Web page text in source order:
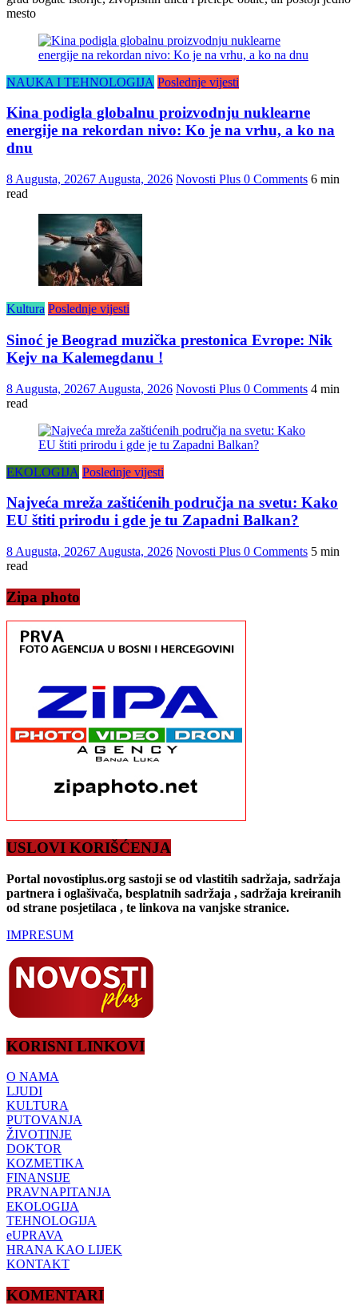
mesto
NAUKA I TEHNOLOGIJA Poslednje vijesti
Kina podigla globalnu proizvodnju nuklearne
energije na rekordan nivo: Ko je na vrhu, a ko na
dnu
8 Augusta, 20267 Augusta, 2026 Novosti Plus 0 Comments 6 min
read
Kultura Poslednje vijesti
Sinoć je Beograd muzička prestonica Evrope: Nik
Kejv na Kalemegdanu !
8 Augusta, 20267 Augusta, 2026 Novosti Plus 0 Comments 4 min
read
EKOLOGIJA Poslednje vijesti
Najveća mreža zaštićenih područja na svetu: Kako
EU štiti prirodu i gde je tu Zapadni Balkan?
8 Augusta, 20267 Augusta, 2026 Novosti Plus 0 Comments 5 min
read
Zipa photo
USLOVI KORIŠĆENJA
Portal novostiplus.org sastoji se od vlastitih sadržaja, sadržaja
partnera i oglašivača, besplatnih sadržaja , sadržaja kreiranih
od strane posjetilaca , te linkova na vanjske stranice.
IMPRESUM
KORISNI LINKOVI
O NAMA
LJUDI
KULTURA
PUTOVANJA
ŽIVOTINJE
DOKTOR
KOZMETIKA
FINANSIJE
PRAVNAPITANJA
EKOLOGIJA
TEHNOLOGIJA
eUPRAVA
HRANA KAO LIJEK
KONTAKT
KOMENTARI